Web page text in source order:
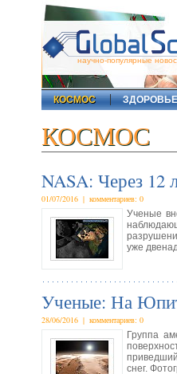
научно-популярные
КОСМОС
ЗДОРОВЬЕ
КОСМОС
NASA: Через 12
01/07/2016 | комментариев: 0
Ученые
уже
Ученые: На
28/06/2016 | комментариев: 0
Группа
снег.